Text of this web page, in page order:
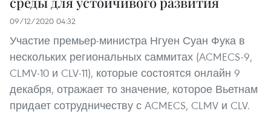
09/12/2020 04:32
Участие премьер-министра Нгуен Суан Фука в
нескольких региональных саммитах (ACMECS-9,
CLMV-10 и CLV-11), которые состоятся онлайн 9
декабря, отражает то значение, которое Вьетнам
придает сотрудничеству с ACMECS, CLMV и CLV.